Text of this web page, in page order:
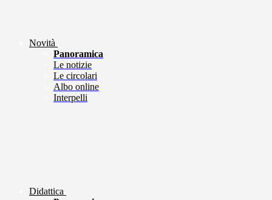
Novità
Panoramica
Le notizie
Le circolari
Albo online
Interpelli
Didattica